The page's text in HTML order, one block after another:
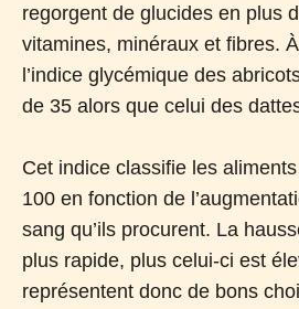
regorgent de glucides en plus
vitamines, minéraux et fibres.
l’indice glycémique des
de 35 alors que celui des
Cet indice classifie les
100 en fonction de
sang qu’ils procurent. La
plus rapide, plus celui-ci est
représentent donc de bons